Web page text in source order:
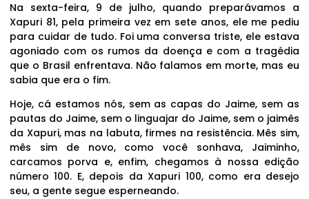
Na sexta-feira, 9 de julho, quando preparávamos a
Xapuri 81, pela primeira vez em sete anos, ele me pediu
para cuidar de tudo. Foi uma conversa triste, ele estava
agoniado com os rumos da doença e com a tragédia
que o Brasil enfrentava. Não falamos em morte, mas eu
sabia que era o fim.
Hoje, cá estamos nós, sem as capas do Jaime, sem as
pautas do Jaime, sem o linguajar do Jaime, sem o jaimês
da Xapuri, mas na labuta, firmes na resistência. Mês sim,
mês sim de novo, como você sonhava, Jaiminho,
carcamos porva e, enfim, chegamos à nossa edição
número 100. E, depois da Xapuri 100, como era desejo
seu, a gente segue esperneando.